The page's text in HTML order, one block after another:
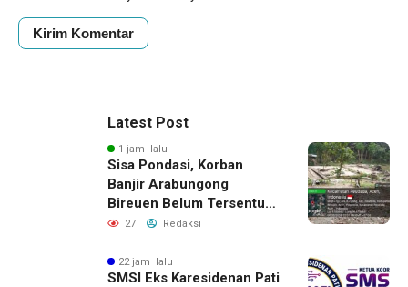
Latest Post
1 jam lalu
Sisa Pondasi, Korban
Banjir Arabungong
Bireuen Belum Tersentuh
Bantuan Pascabencana
27 Redaksi
22 jam lalu
SMSI Eks Karesidenan Pati